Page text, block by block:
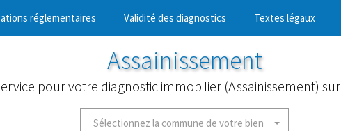
réglementaires Validité des diagnostics Textes légaux
Assainissement
pour votre diagnostic immobilier (Assainissement) sur
Sélectionnez la commune de votre bien